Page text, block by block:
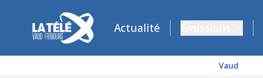
La Télé - Télévision régionale Vaud et Fribourg
Actualité
Vaud